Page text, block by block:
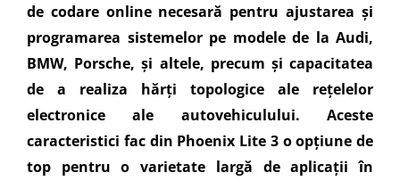
de codare online necesară pentru ajustarea și
programarea sistemelor pe modele de la Audi,
BMW, Porsche, și altele, precum și capacitatea
de a realiza hărți topologice ale rețelelor
electronice ale autovehiculului. Aceste
caracteristici fac din Phoenix Lite 3 o opțiune de
top pentru o varietate largă de aplicații în